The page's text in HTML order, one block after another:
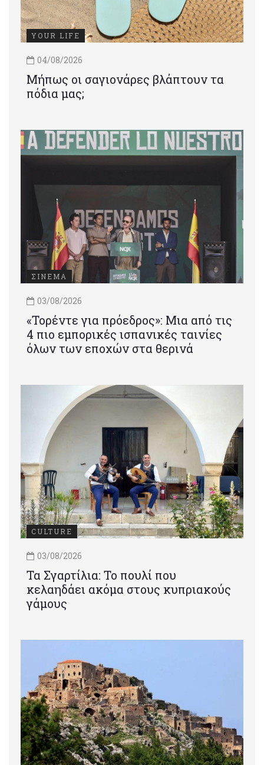
YOUR LIFE
04/08/2026
Μήπως οι σαγιονάρες βλάπτουν τα
πόδια μας;
ΣΙΝΕΜΑ
03/08/2026
«Τορέντε για πρόεδρος»: Mια από τις
4 πιο εμπορικές ισπανικές ταινίες
όλων των εποχών στα θερινά
CULTURE
03/08/2026
Τα Σγαρτίλια: Το πουλί που
κελαηδάει ακόμα στους κυπριακούς
γάμους